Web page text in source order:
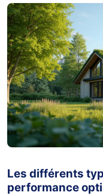
Les différents
performance